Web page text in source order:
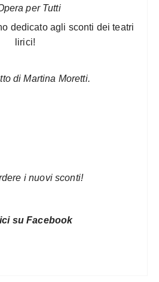
per Tutti
dedicato agli sconti dei teatri
lirici!
di Martina Moretti.
i nuovi sconti!
su Facebook